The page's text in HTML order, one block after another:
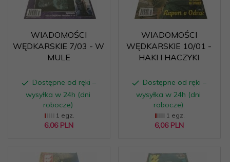
WIADOMOŚCI
WĘDKARSKIE 7/03 - W
MULE
Dostępne od ręki –
wysyłka w 24h (dni
robocze)
1 egz.
6,06 PLN
WIADOMOŚCI
WĘDKARSKIE 10/01 -
HAKI I HACZYKI
Dostępne od ręki –
wysyłka w 24h (dni
robocze)
1 egz.
6,06 PLN